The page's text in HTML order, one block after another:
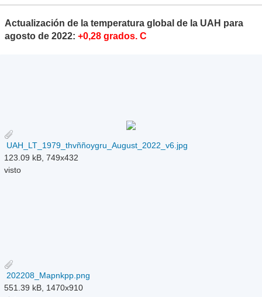
Actualización de la temperatura global de la UAH para
agosto de 2022: +0,28 grados. C
UAH_LT_1979_thvññoygru_August_2022_v6.jpg
123.09 kB, 749x432
visto
202208_Mapnkpp.png
551.39 kB, 1470x910